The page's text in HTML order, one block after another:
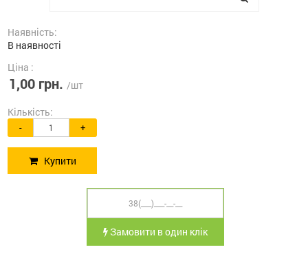
Наявність:
В наявності
Ціна :
1,00 грн. /шт
Кількість:
- +
Купити
Замовити в один клік